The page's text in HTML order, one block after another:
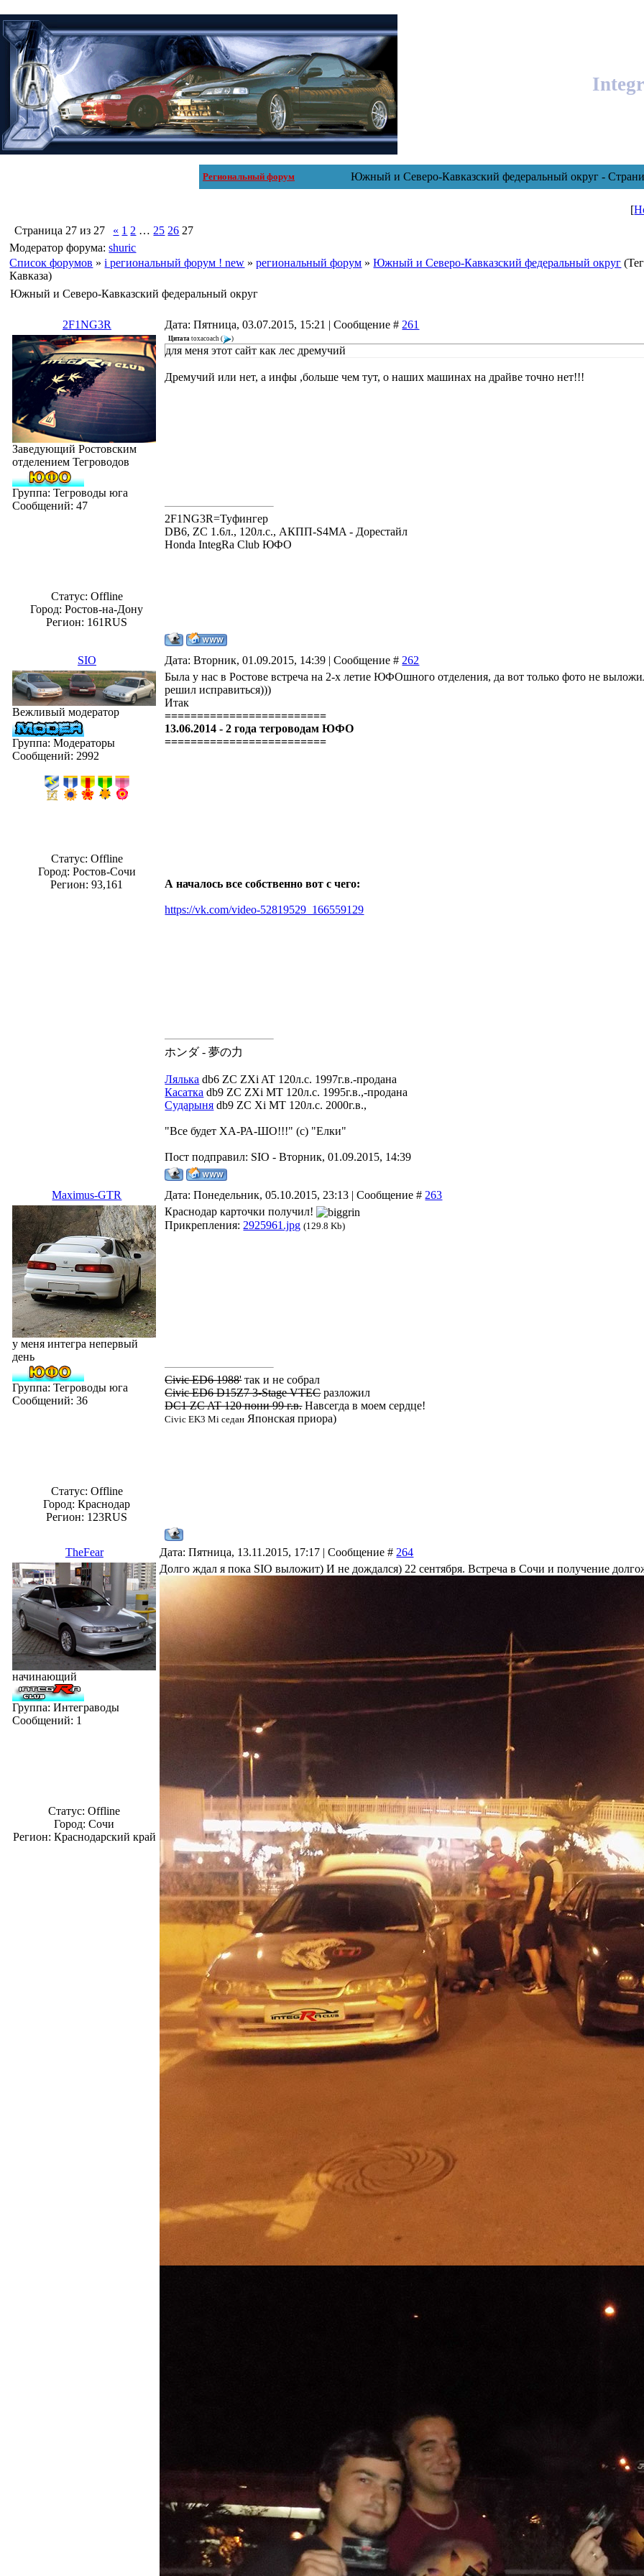
Региональный форум Южный и Северо-Кавказский федеральный округ -
[
Страница 27 из 27 « 1 2 … 25 26 27
Модератор форума:shuric
Список форумов » i региональный форум ! new » региональный форум » Южный и Северо-Кавказский федеральный округ
Кавказа)
Южный и Северо-Кавказский федеральный округ
2F1NG3R Дата: Пятница, 03.07.2015, 15:21 | Сообщение # 261
Заведующий Ростовским
отделением Тегроводов
Группа: Тегроводы юга
Сообщений:47
Статус: Offline
Город: Ростов-на-Дону
Регион: 161RUS
Цитата toxacoach ( )
для меня этот сайт как лес дремучий
Дремучий или нет, а инфы ,больше чем тут, о наших машинах на драйве точно нет!!!
2F1NG3R=Туфингер
DB6, ZC 1.6л., 120л.с., AКПП-S4MA - Дорестайл
Honda IntegRa Club ЮФО
SIO Дата: Вторник, 01.09.2015, 14:39 | Сообщение # 262
Вежливый модератор
Группа: Модераторы
Сообщений: 2992
Статус: Offline
Город: Ростов-Сочи
Регион: 93,161
Была у нас в Ростове встреча на 2-х летие ЮФОшного отделения, да вот только фото не
решил исправиться)))
Итак
=========================
13.06.2014 - 2 года тегроводам ЮФО
=========================
А началось все собственно вот с чего:
https://vk.com/video-52819529_166559129
ホンダ - 夢の力
Лялька db6 ZC ZXi AT 120л.с. 1997г.в.-продана
Касатка db9 ZC ZXi MT 120л.с. 1995г.в.,-продана
Сударыня db9 ZC Xi MT 120л.с. 2000г.в.,
"Все будет ХА-РА-ШО!!!" (с) "Елки"
Пост подправил: SIO -Вторник, 01.09.2015, 14:39
Maximus-GTR Дата: Понедельник, 05.10.2015, 23:13 | Сообщение # 263
у меня интегра непервый
день
Группа: Тегроводы юга
Сообщений:36
Статус: Offline
Город: Краснодар
Регион: 123RUS
Краснодар карточки получил!
Прикрепления: 2925961.jpg (129.8 Kb)
Civic ED6 1988'так и не собрал
Civic ED6 D15Z7 3-Stage VTECразложил
DC1 ZC AT 120 пони 99 г.в.Навсегда в моем сердце!
Civic EK3 Mi седан Японская приора)
TheFear Дата: Пятница, 13.11.2015, 17:17 | Сообщение # 264
начинающий
Группа: Интеграводы
Сообщений: 1
Статус:Offline
Город: Сочи
Регион: Краснодарский край
Долго ждал я пока SIO выложит) И не дождался) 22 сентября. Встреча в Сочи и получение